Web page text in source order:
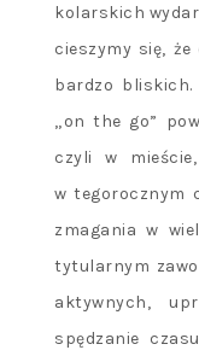
kolarskich
cieszymy się,
bardzo
„on the go”
czyli w
w tegorocznym
zmagania w
tytularnym
aktywnych,
spędzanie